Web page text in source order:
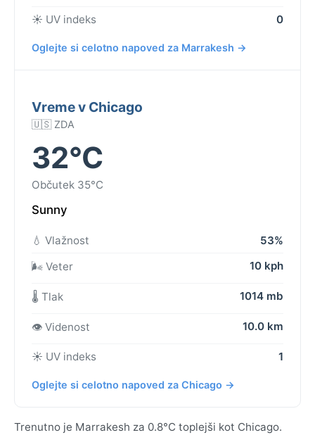
☀️ UV indeks 0
Oglejte si celotno napoved za Marrakesh →
Vreme v Chicago
🇺🇸 ZDA
32°C
Občutek 35°C
Sunny
💧 Vlažnost
53%
🌬️ Veter
10 kph
🌡️ Tlak 1014 mb
👁️ Videnost 10.0 km
☀️ UV indeks 1
Oglejte si celotno napoved za Chicago →
Trenutno je Marrakesh za 0.8°C toplejši kot Chicago.